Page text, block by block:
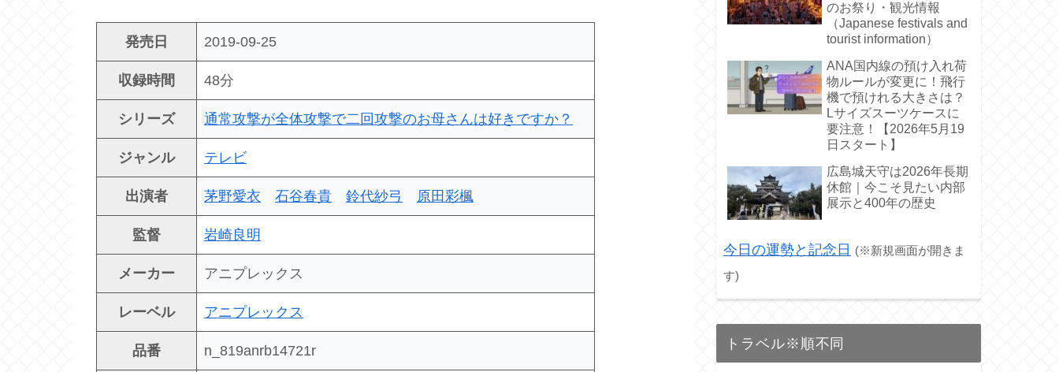
発売日 2019-09-25
収録時間 48分
シリーズ 通常攻撃が全体攻撃で二回攻撃のお母さんは好きですか？
ジャンル テレビ
出演者 茅野愛衣 石谷春貴 鈴代紗弓 原田彩楓
監督 岩崎良明
メーカー アニプレックス
レーベル アニプレックス
品番 n_819anrb14721r
のお祭り・観光情報
（Japanese festivals and
tourist information）
ANA国内線の預け入れ荷
物ルールが変更に！飛行
機で預けれる大きさは？
Lサイズスーツケースに
要注意！【2026年5月19
日スタート】
広島城天守は2026年長期
休館｜今こそ見たい内部
展示と400年の歴史
今日の運勢と記念日 (※新規画面が開きま
す)
トラベル※順不同